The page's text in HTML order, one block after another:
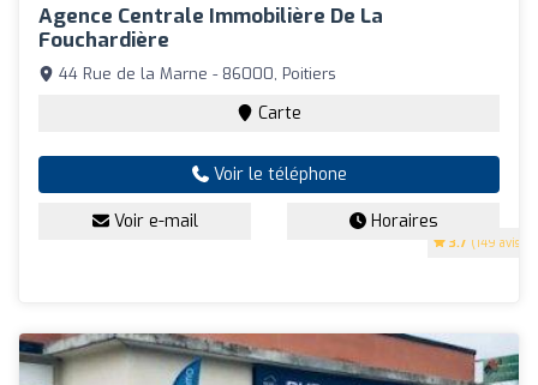
Agence Centrale Immobilière De La
Fouchardière
3.7 (149 avis)
44 Rue de la Marne - 86000, Poitiers
Carte
Voir le téléphone
Voir e-mail Horaires